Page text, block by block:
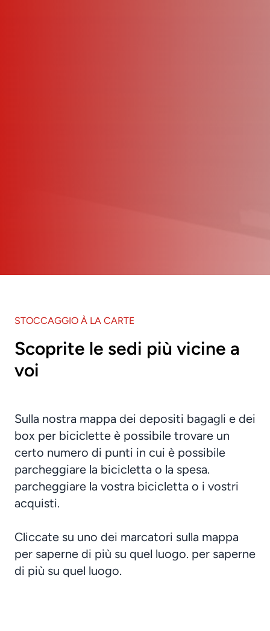
STOCCAGGIO À LA CARTE
Scoprite le sedi più vicine a
voi
Sulla nostra mappa dei depositi bagagli e dei
box per biciclette è possibile trovare un
certo numero di punti in cui è possibile
parcheggiare la bicicletta o la spesa.
parcheggiare la vostra bicicletta o i vostri
acquisti.
Cliccate su uno dei marcatori sulla mappa
per saperne di più su quel luogo. per saperne
di più su quel luogo.